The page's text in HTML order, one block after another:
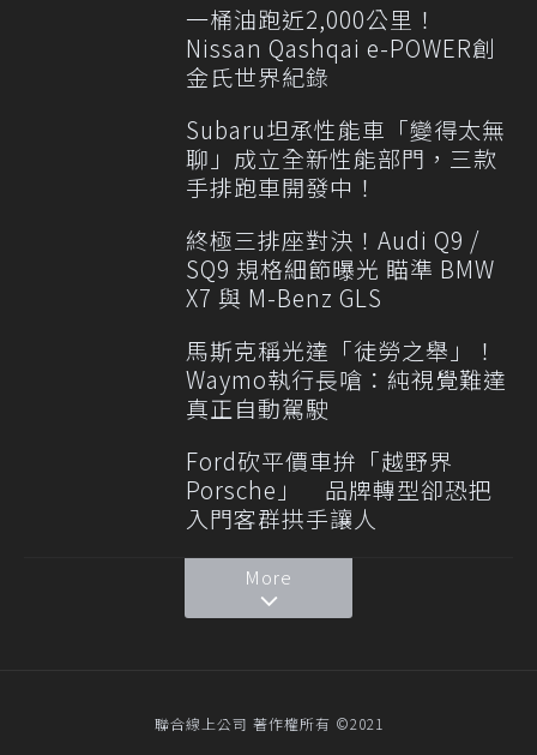
一桶油跑近2,000公里！
Nissan Qashqai e-POWER創
金氏世界紀錄
Subaru坦承性能車「變得太無
聊」成立全新性能部門，三款
手排跑車開發中！
終極三排座對決！Audi Q9 /
SQ9 規格細節曝光 瞄準 BMW
X7 與 M-Benz GLS
馬斯克稱光達「徒勞之舉」！
Waymo執行長嗆：純視覺難達
真正自動駕駛
Ford砍平價車拚「越野界
Porsche」 品牌轉型卻恐把
入門客群拱手讓人
More
聯合線上公司 著作權所有 ©2021